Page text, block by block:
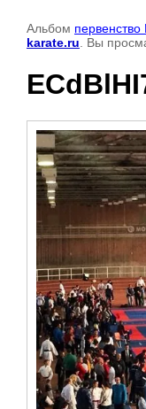
Альбом
karate.ru . Вы